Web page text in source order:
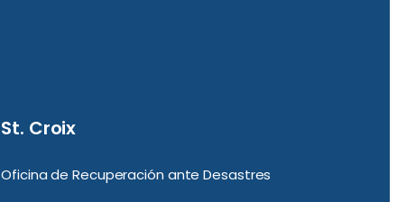
St. Croix
Oficina de Recuperación ante Desastres